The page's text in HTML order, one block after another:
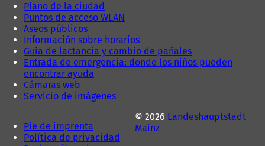
Plano de la ciudad
Puntos de acceso WLAN
Aseos públicos
Información sobre horarios
Guía de lactancia y cambio de pañales
Entrada de emergencia: donde los niños pueden
encontrar ayuda
Cámaras web
Servicio de imágenes
Pie de imprenta
Política de privacidad
© 2026 Landeshauptstadt
Mainz